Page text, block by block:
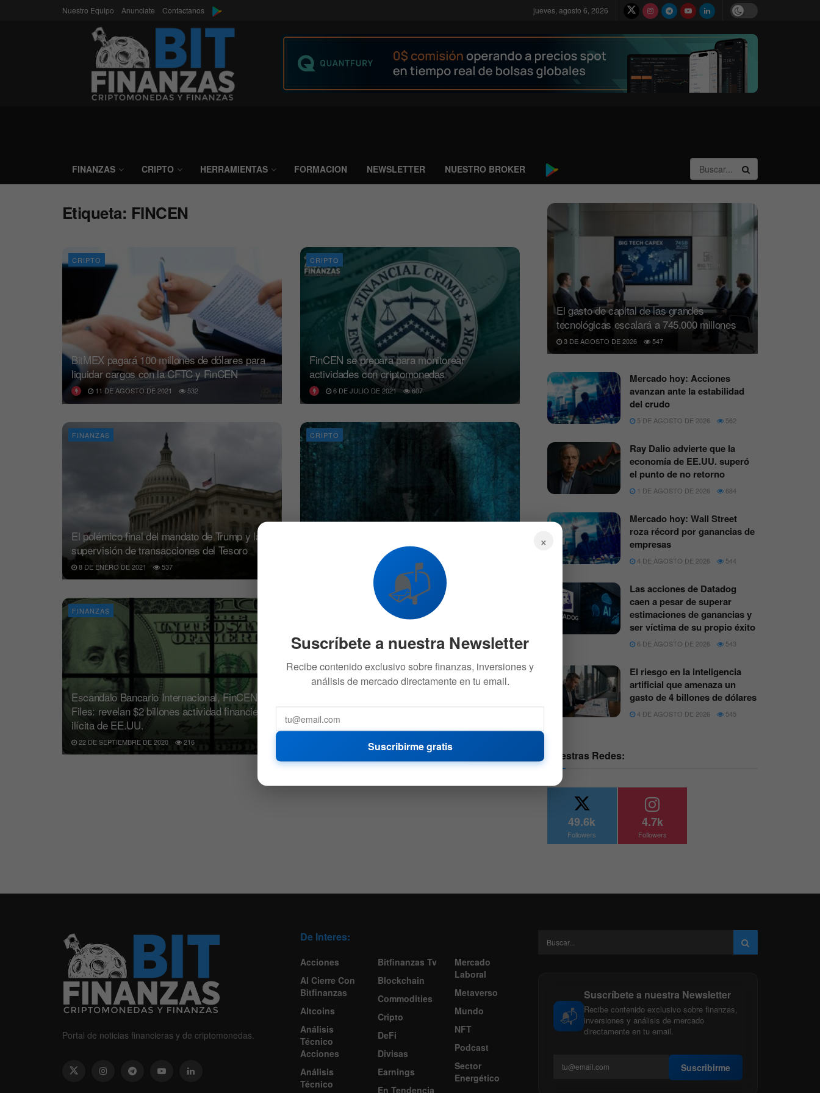
Nuestro Equipo Anunciate Contactanos jueves, agosto 6, 2026
FINANZAS CRIPTO HERRAMIENTAS FORMACION NEWSLETTER NUESTRO BROKER
Etiqueta: FINCEN
CRIPTO
BitMEX pagará 100 millones de dólares para
liquidar cargos con la CFTC y FinCEN
11 DE AGOSTO DE 2021 532
CRIPTO
FinCEN se prepara para monitorear
actividades con criptomonedas
6 DE JULIO DE 2021 607
FINANZAS
El polémico final del mandato de Trump y la
supervisión de transacciones del Tesoro
8 DE ENERO DE 2021 537
CRIPTO
fundador de Helix y Coin Ninja
20 DE OCTUBRE DE 2020 543
FINANZAS
Escandalo Bancario Internacional, FinCEN
Files: revelan $2 billones actividad financiera
ilícita de EE.UU.
22 DE SEPTIEMBRE DE 2020 216
El gasto de capital de las grandes
tecnológicas escalará a 745.000 millones
3 DE AGOSTO DE 2026 547
Mercado hoy: Acciones
avanzan ante la estabilidad
del crudo
5 DE AGOSTO DE 2026 562
Ray Dalio advierte que la
economía de EE.UU. superó
el punto de no retorno
1 DE AGOSTO DE 2026 684
Mercado hoy: Wall Street
roza récord por ganancias de
empresas
4 DE AGOSTO DE 2026 544
Las acciones de Datadog
caen a pesar de superar
estimaciones de ganancias y
ser víctima de su propio éxito
6 DE AGOSTO DE 2026 543
El riesgo en la inteligencia
artificial que amenaza un
gasto de 4 billones de dólares
4 DE AGOSTO DE 2026 545
Nuestras Redes:
49.6k
Followers
4.7k
Followers
Portal de noticias financieras y de criptomonedas.
De Interes:
Acciones
Al Cierre Con
Bitfinanzas
Altcoins
Análisis
Técnico
Acciones
Análisis
Técnico
Bitfinanzas Tv
Blockchain
Commodities
Cripto
DeFi
Divisas
Earnings
En Tendencia
Mercado
Laboral
Metaverso
Mundo
NFT
Podcast
Sector
Energético
📬
Suscríbete a nuestra Newsletter
Recibe contenido exclusivo sobre finanzas,
inversiones y análisis de mercado
directamente en tu email.
Suscribirme
×
📬
Suscríbete a nuestra Newsletter
Recibe contenido exclusivo sobre finanzas, inversiones y
análisis de mercado directamente en tu email.
Suscribirme gratis